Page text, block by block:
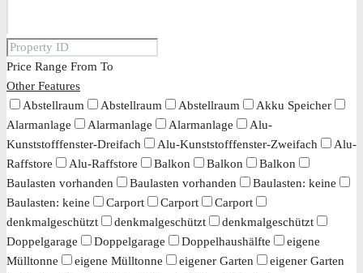
Price Range From To
Other Features
Abstellraum
Abstellraum Abstellraum
Akku Speicher
Alarmanlage
Alarmanlage Alarmanlage
Alu-
Kunststofffenster-Dreifach
Alu-Kunststofffenster-Zweifach
Alu-
Raffstore
Alu-Raffstore Balkon Balkon
Balkon
Baulasten vorhanden
Baulasten vorhanden
Baulasten: keine
Baulasten: keine
Carport Carport
Carport
denkmalgeschützt
denkmalgeschützt
denkmalgeschützt
Doppelgarage
Doppelgarage Doppelhaushälfte
eigene
Mülltonne
eigene Mülltonne eigener Garten
eigener Garten